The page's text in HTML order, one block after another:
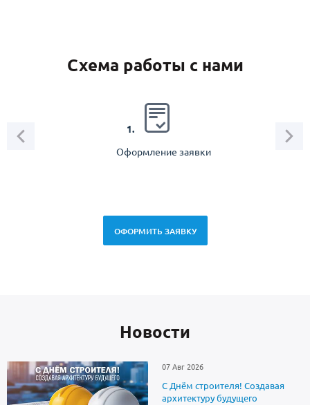
Схема работы с нами
1.
Оформление заявки
ОФОРМИТЬ ЗАЯВКУ
Новоcти
07 Авг 2026
С Днём строителя! Создавая
архитектуру будущего